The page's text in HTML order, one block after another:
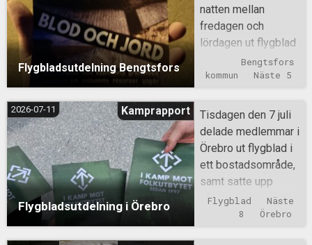
Flygbladsutdelning Bengtsfors
natten mellan
fredagen och
lördagen ut flygblad
i Bengtsfors
kommun.
Bengtsfors
kommun
Näste 5
Flygbladsutdelning i Örebro
2026-07-11 Kamprapport
Tisdagen den 7 juli
delade medlemmar i
Örebro ut flygblad i
ett bostadsområde,
samt satte upp
några klistermärken.
Flygblad
Näste
8
Örebro